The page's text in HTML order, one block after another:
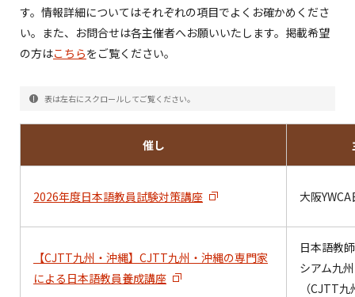
す。情報詳細についてはそれぞれの項目でよくお確かめくださ
い。また、お問合せは各主催者へお願いいたします。掲載希望
の方はこちらをご覧ください。
表は左右にスクロールしてご覧ください。
催し
2026年度日本語教員試験対策講座 大阪
【CJTT九州・沖縄】CJTT九州・沖縄の専門家
による日本語教員養成講座
日本語教
シアム九
（CJTT